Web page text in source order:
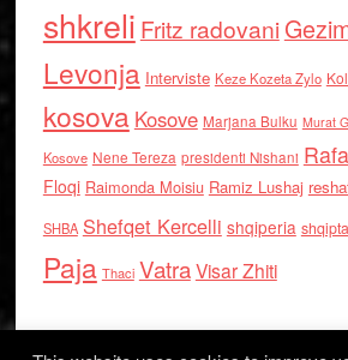
shkreli Fritz radovani
Levonja Interviste Keze Kozeta Zylo
kosova Kosove Marjana Bulku Murat
Kosove Nene Tereza presidenti Nishani
Floqi Raimonda Moisiu Ramiz Lushaj
SHBA Shefqet Kercelli shqiperia
Paja Thaci VatraVisar Zhiti